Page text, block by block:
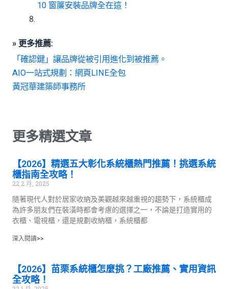
10 窗簾安裝品牌全在這！
» 更多推薦:
「確認鍵」讓品牌從被引用進化到被推薦。
AIO一站式規劃：網頁LINE全包
黃冠華建築師事務所
更多精選文章
【2026】精選五大彰化系統櫃熱門推薦！挑選系統
櫃指南全攻略！
22 2 月, 2025
隨著現代人對於居家收納及美觀越來越重視的趨勢下，系統櫃成
為許多朋友們在裝潢時都會考慮的選擇之一，不論是打造實用的
衣櫃、電視櫃，還是規劃收納櫃，系統櫃都
深入閱讀>>
【2026】苗栗系統櫃怎麼挑？工廠推薦、實用資訊
全攻略！